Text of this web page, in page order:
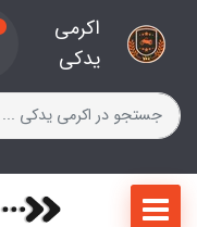
اکرمی
یدکی